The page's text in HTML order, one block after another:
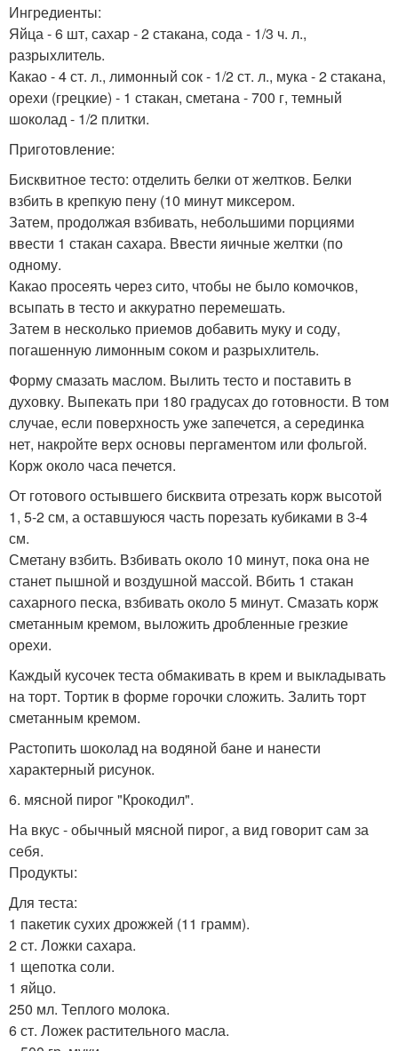
Ингредиенты:
Яйца - 6 шт, сахар - 2 стакана, сода - 1/3 ч. л.,
разрыхлитель.
Какао - 4 ст. л., лимонный сок - 1/2 ст. л., мука - 2 стакана,
орехи (грецкие) - 1 стакан, сметана - 700 г, темный
шоколад - 1/2 плитки.
Приготовление:
Бисквитное тесто: отделить белки от желтков. Белки
взбить в крепкую пену (10 минут миксером.
Затем, продолжая взбивать, небольшими порциями
ввести 1 стакан сахара. Ввести яичные желтки (по
одному.
Какао просеять через сито, чтобы не было комочков,
всыпать в тесто и аккуратно перемешать.
Затем в несколько приемов добавить муку и соду,
погашенную лимонным соком и разрыхлитель.
Форму смазать маслом. Вылить тесто и поставить в
духовку. Выпекать при 180 градусах до готовности. В том
случае, если поверхность уже запечется, а серединка
нет, накройте верх основы пергаментом или фольгой.
Корж около часа печется.
От готового остывшего бисквита отрезать корж высотой
1, 5-2 см, а оставшуюся часть порезать кубиками в 3-4
см.
Сметану взбить. Взбивать около 10 минут, пока она не
станет пышной и воздушной массой. Вбить 1 стакан
сахарного песка, взбивать около 5 минут. Смазать корж
сметанным кремом, выложить дробленные грезкие
орехи.
Каждый кусочек теста обмакивать в крем и выкладывать
на торт. Тортик в форме горочки сложить. Залить торт
сметанным кремом.
Растопить шоколад на водяной бане и нанести
характерный рисунок.
6. мясной пирог "Крокодил".
На вкус - обычный мясной пирог, а вид говорит сам за
себя.
Продукты:
Для теста:
1 пакетик сухих дрожжей (11 грамм).
2 ст. Ложки сахара.
1 щепотка соли.
1 яйцо.
250 мл. Теплого молока.
6 ст. Ложек растительного масла.